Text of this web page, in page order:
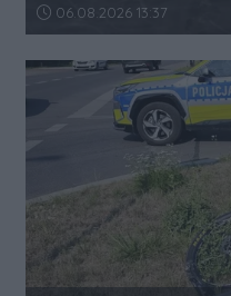
Data dodania artykułu:
06.08.2026 13:37